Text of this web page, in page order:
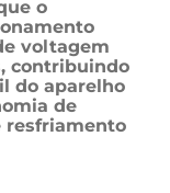
o
voltagem
contribuindo
do aparelho
de
resfriamento